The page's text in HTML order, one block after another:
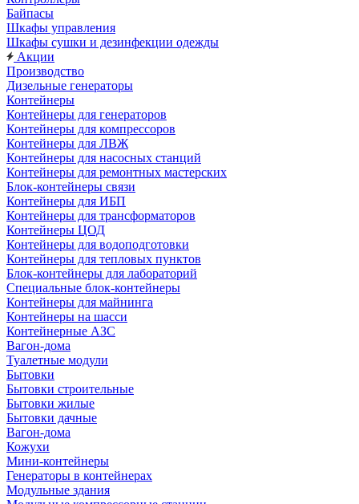
Байпасы
Шкафы управления
Шкафы сушки и дезинфекции одежды
Акции
Производство
Дизельные генераторы
Контейнеры
Контейнеры для генераторов
Контейнеры для компрессоров
Контейнеры для ЛВЖ
Контейнеры для насосных станций
Контейнеры для ремонтных мастерских
Блок-контейнеры связи
Контейнеры для ИБП
Контейнеры для трансформаторов
Контейнеры ЦОД
Контейнеры для водоподготовки
Контейнеры для тепловых пунктов
Блок-контейнеры для лабораторий
Специальные блок-контейнеры
Контейнеры для майнинга
Контейнеры на шасси
Контейнерные АЗС
Вагон-дома
Туалетные модули
Бытовки
Бытовки строительные
Бытовки жилые
Бытовки дачные
Вагон-дома
Кожухи
Мини-контейнеры
Генераторы в контейнерах
Модульные здания